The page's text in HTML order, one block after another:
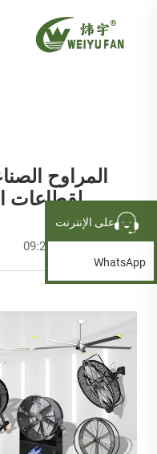
المراوح
لقطاعات
2025-07-19 09:27:09
على الإنترنت
WhatsApp